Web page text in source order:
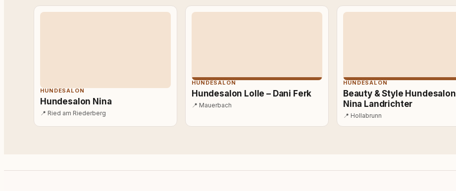
HUNDESALON
Hundesalon Nina
📍 Ried am Riederberg
HUNDESALON
Hundesalon Lolle – Dani Ferk
📍 Mauerbach
HUNDESALON
Beauty & Style Hundesalon
Nina Landrichter
📍 Hollabrunn